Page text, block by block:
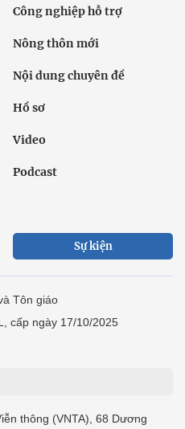
Công nghiệp hỗ trợ
Nông thôn mới
Nội dung chuyên đề
Hồ sơ
Video
Podcast
Sự kiện
Tôn giáo
cấp ngày 17/10/2025
thông (VNTA), 68 Dương